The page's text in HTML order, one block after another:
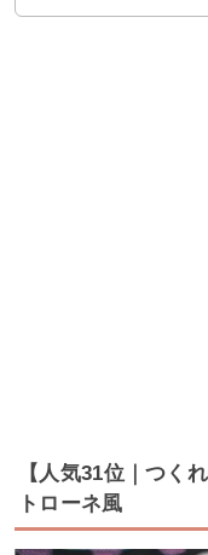
【人気31位｜つく
トローネ風